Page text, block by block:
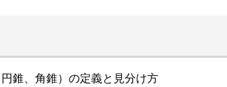
錐、角錐）の定義と見分け方